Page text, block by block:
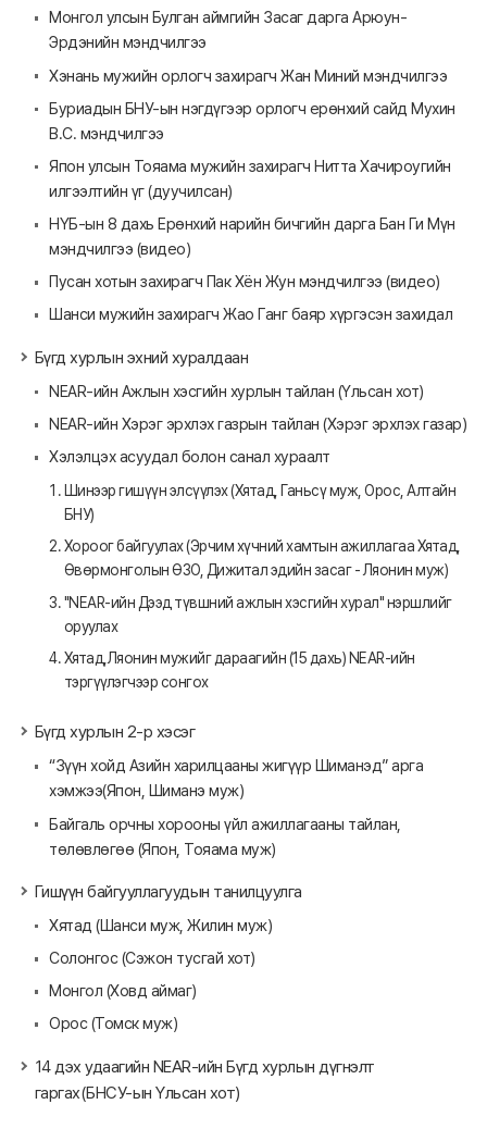
Монгол улсын Булган аймгийн Засаг дарга Арюун-
Эрдэнийн мэндчилгээ
Хэнань мужийн орлогч захирагч Жан Миний мэндчилгээ
Буриадын БНУ-ын нэгдүгээр орлогч ерөнхий сайд Мухин
В.С. мэндчилгээ
Япон улсын Тояама мужийн захирагч Нитта Хачироугийн
илгээлтийн үг (дуучилсан)
НҮБ-ын 8 дахь Ерөнхий нарийн бичгийн дарга Бан Ги Мүн
мэндчилгээ (видео)
Пусан хотын захирагч Пак Хён Жун мэндчилгээ (видео)
Шанси мужийн захирагч Жао Ганг баяр хүргэсэн захидал
Бүгд хурлын эхний хуралдаан
NEAR-ийн Ажлын хэсгийн хурлын тайлан (Үльсан хот)
NEAR-ийн Хэрэг эрхлэх газрын тайлан (Хэрэг эрхлэх газар)
Хэлэлцэх асуудал болон санал хураалт
Шинээр гишүүн элсүүлэх (Хятад, Ганьсү муж, Орос, Алтайн
БНУ)
Хороог байгуулах (Эрчим хүчний хамтын ажиллагаа Хятад,
Өвөрмонголын ӨЗО, Дижитал эдийн засаг - Ляонин муж)
"NEAR-ийн Дээд түвшний ажлын хэсгийн хурал" нэршлийг
оруулах
Хятад,Ляонин мужийг дараагийн (15 дахь) NEAR-ийн
тэргүүлэгчээр сонгох
Бүгд хурлын 2-р хэсэг
“Зүүн хойд Азийн харилцааны жигүүр Шиманэд” арга
хэмжээ(Япон, Шиманэ муж)
Байгаль орчны хорооны үйл ажиллагааны тайлан,
төлөвлөгөө (Япон, Тояама муж)
Гишүүн байгууллагуудын танилцуулга
Хятад (Шанси муж, Жилин муж)
Солонгос (Сэжон тусгай хот)
Монгол (Ховд аймаг)
Орос (Томск муж)
14 дэх удаагийн NEAR-ийн Бүгд хурлын дүгнэлт
гаргах(БНСУ-ын Үльсан хот)